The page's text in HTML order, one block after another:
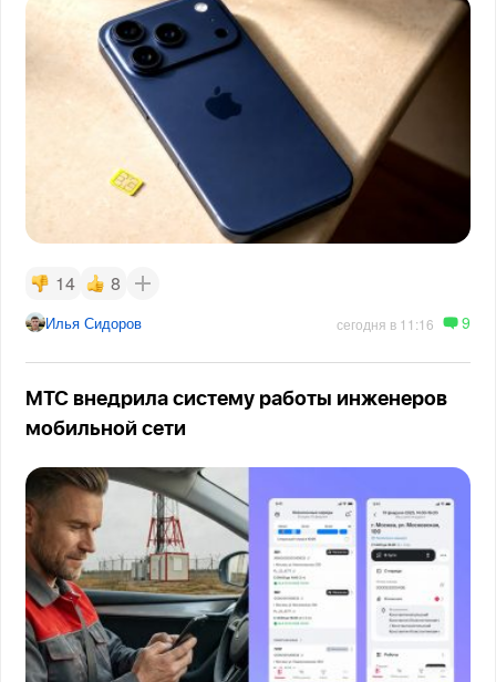
14 8
Илья Сидоров сегодня в 11:16 9
МТС внедрила систему работы инженеров
мобильной сети